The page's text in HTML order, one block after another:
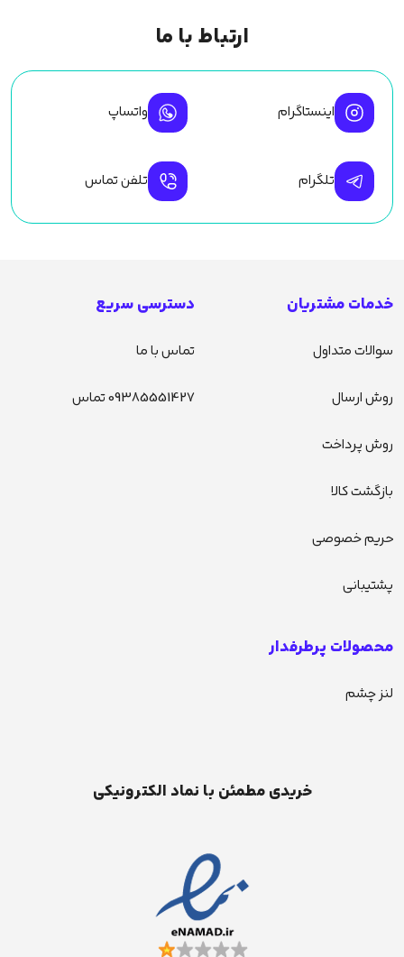
ارتباط با ما
اینستاگرام واتساپ
تلگرام تلفن تماس
خدمات مشتریان
سوالات متداول
روش ارسال
روش پرداخت
بازگشت کالا
حریم خصوصی
پشتیبانی
دسترسی سریع
تماس با ما
09385551427 تماس
محصولات پرطرفدار
لنز چشم
خریدی مطمئن با نماد الکترونیکی